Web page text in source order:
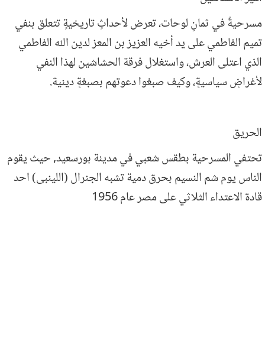
مسرحيةٌ في ثمانِ لوحات، تعرض لأحداثٍ تاريخيةٍ تتعلق بنفي
تميم الفاطمي على يد أخيه العزيز بن المعز لدين الله الفاطمي
الذي اعتلى العرش، واستغلال فرقة الحشاشين لهذا النفي
لأغراضٍ سياسيةٍ، وكيف صبغوا دعوتهم بصبغةٍ دينية.
الحريق
تحتفي المسرحية بطقس شعبي في مدينة بورسعيد, حيث يقوم
الناس يوم شم النسيم بحرق دمية تشبه الجنرال (اللينبى) احد
قادة الاعتداء الثلاثي على مصر عام 1956